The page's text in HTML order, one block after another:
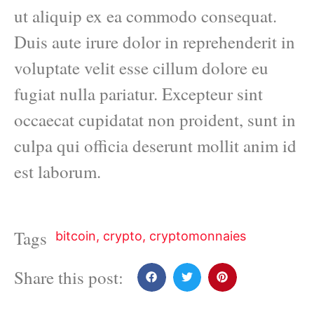
ut aliquip ex ea commodo consequat.
Duis aute irure dolor in reprehenderit in
voluptate velit esse cillum dolore eu
fugiat nulla pariatur. Excepteur sint
occaecat cupidatat non proident, sunt in
culpa qui officia deserunt mollit anim id
est laborum.
Tags bitcoin, crypto, cryptomonnaies
Share this post: